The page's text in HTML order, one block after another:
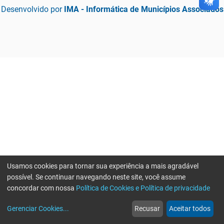
Desenvolvido por IMA - Informática de Municípios Associados
web
Notícias
more_horiz
Mais
Usamos cookies para tornar sua experiência a mais agradável
possível. Se continuar navegando neste site, você assume
concordar com nossa Política de Cookies e Política de privacidade
Gerenciar Cookies... Recusar Aceitar todos